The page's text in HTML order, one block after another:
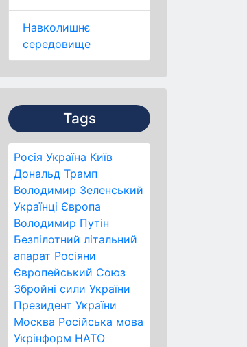
Навколишнє
середовище
Tags
Росія Україна Київ
Дональд Трамп
Володимир Зеленський
Українці Європа
Володимир Путін
Безпілотний літальний
апарат Росіяни
Європейський Союз
Збройні сили України
Президент України
Москва Російська мова
Укрінформ НАТО